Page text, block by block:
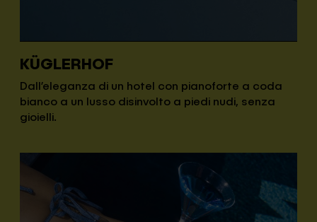
KÜGLERHOF
Dall’eleganza di un hotel con pianoforte a coda
bianco a un lusso disinvolto a piedi nudi, senza
gioielli.